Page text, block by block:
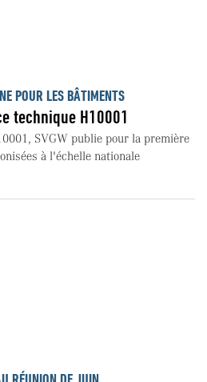
POUR LES BÂTIMENTS
technique H10001
SVGW publie pour la première
à l'échelle nationale